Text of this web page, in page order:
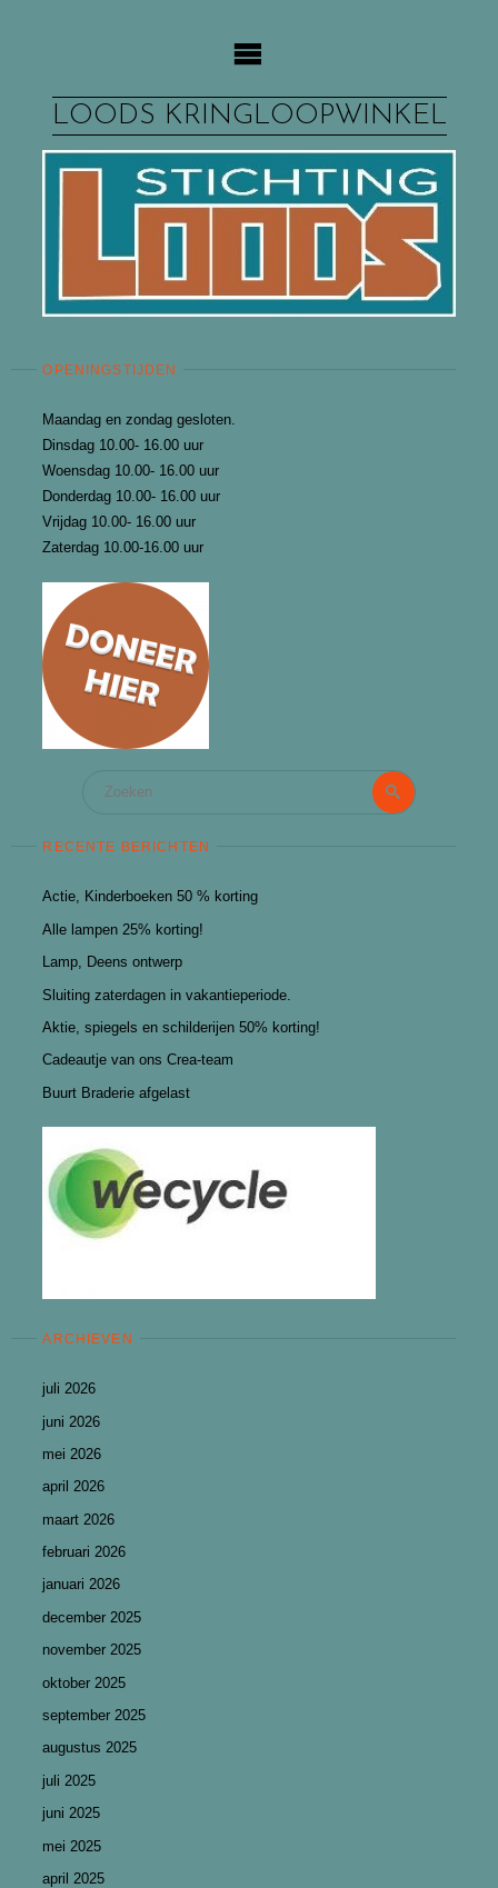
LOODS KRINGLOOPWINKEL
OPENINGSTIJDEN
Maandag en zondag gesloten.
Dinsdag 10.00- 16.00 uur
Woensdag 10.00- 16.00 uur
Donderdag 10.00- 16.00 uur
Vrijdag 10.00- 16.00 uur
Zaterdag 10.00-16.00 uur
Zoeken
RECENTE BERICHTEN
Actie, Kinderboeken 50 % korting
Alle lampen 25% korting!
Lamp, Deens ontwerp
Sluiting zaterdagen in vakantieperiode.
Aktie, spiegels en schilderijen 50% korting!
Cadeautje van ons Crea-team
Buurt Braderie afgelast
ARCHIEVEN
juli 2026
juni 2026
mei 2026
april 2026
maart 2026
februari 2026
januari 2026
december 2025
november 2025
oktober 2025
september 2025
augustus 2025
juli 2025
juni 2025
mei 2025
april 2025